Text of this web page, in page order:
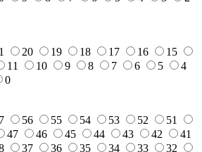
20 19 18 17 16
15
11 10 9 8 7 6 5
4
0
56 55 54 53 52
51
47 46 45 44 43 42
41
37 36 35 34 33
32